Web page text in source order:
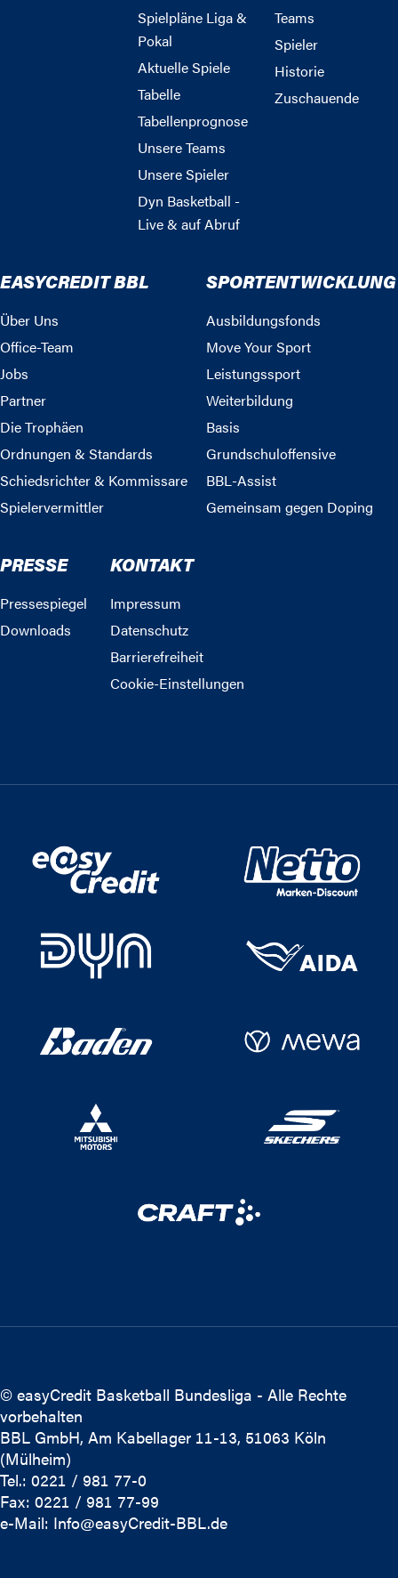
Spielpläne Liga &
Pokal
Aktuelle Spiele
Tabelle
Tabellenprognose
Unsere Teams
Unsere Spieler
Dyn Basketball -
Live & auf Abruf
Teams
Spieler
Historie
Zuschauende
EASYCREDIT BBL
Über Uns
Office-Team
Jobs
Partner
Die Trophäen
Ordnungen & Standards
Schiedsrichter & Kommissare
Spielervermittler
SPORTENTWICKLUNG
Ausbildungsfonds
Move Your Sport
Leistungssport
Weiterbildung
Basis
Grundschuloffensive
BBL-Assist
Gemeinsam gegen Doping
PRESSE
Pressespiegel
Downloads
KONTAKT
Impressum
Datenschutz
Barrierefreiheit
Cookie-Einstellungen
© easyCredit Basketball Bundesliga - Alle Rechte
vorbehalten
BBL GmbH, Am Kabellager 11-13, 51063 Köln
(Mülheim)
Tel.: 0221 / 981 77-0
Fax: 0221 / 981 77-99
e-Mail: Info@easyCredit-BBL.de